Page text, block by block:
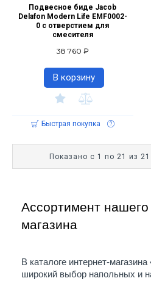
Ассортимент нашего
магазина
В каталоге интернет-
широкий выбор напольных и
Подвесное биде Jacob
Delafon Modern Life EMF0002-
0 с отверстием для
смесителя
38 760 ₽
В корзину
Быстрая покупка
Показано с 1 по 21 из